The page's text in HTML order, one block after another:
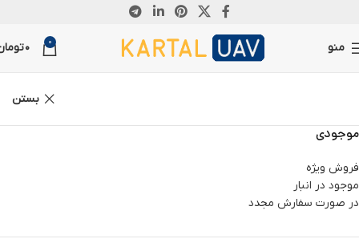
منو 0
0
بستن
موجودی
فروش ویژه
موجود در انبار
در صورت سفارش مجدد